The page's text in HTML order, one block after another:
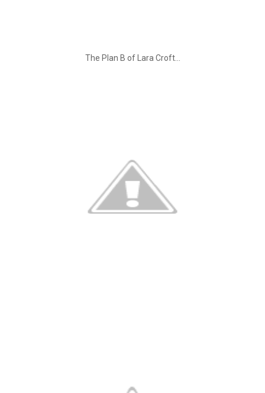
The Plan B of Lara Croft...